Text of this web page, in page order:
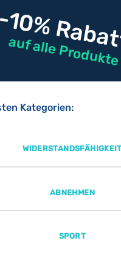
-10%
auf alle Produkte
Kategorien:
WIDERSTANDSFÄHIGKEIT
ABNEHMEN
SPORT